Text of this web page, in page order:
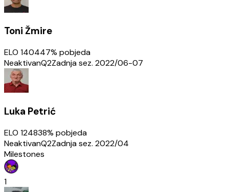
Toni Žmire
ELO 140447% pobjeda
NeaktivanQ2Zadnja sez. 2022/06-07
Luka Petrić
ELO 124838% pobjeda
NeaktivanQ2Zadnja sez. 2022/04
Milestones
1